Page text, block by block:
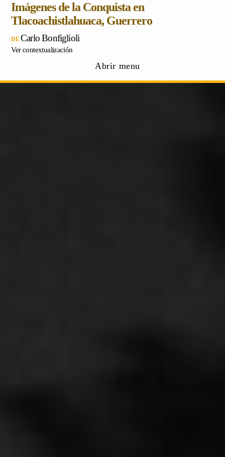
Imágenes de la Conquista en
Tlacoachistlahuaca, Guerrero
Carlo Bonfiglioli
Ver contextualización
Abrir menu